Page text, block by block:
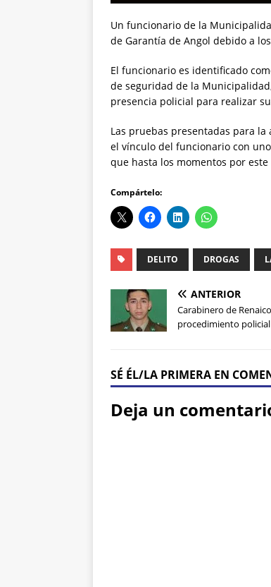
Un funcionario de la
de Garantía de Angol debido a
El funcionario es identificado
de seguridad de la
presencia policial para realizar
Las pruebas presentadas para
el vínculo del funcionario con
que hasta los momentos por
Compártelo:
DELITO DROGAS
ANTERIOR
Carabinero de
procedimiento
SÉ ÉL/LA PRIMERA EN
Deja un